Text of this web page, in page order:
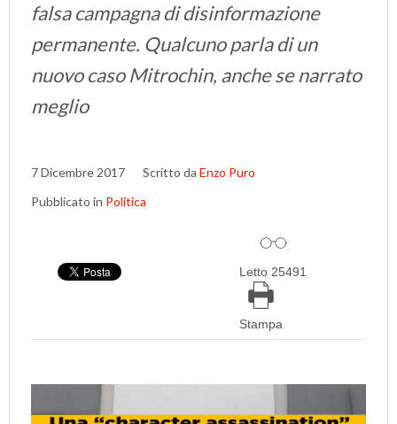
falsa campagna di disinformazione
permanente. Qualcuno parla di un
nuovo caso Mitrochin, anche se narrato
meglio
7 Dicembre 2017 Scritto da Enzo Puro
Pubblicato in Politica
Letto 25491
Stampa